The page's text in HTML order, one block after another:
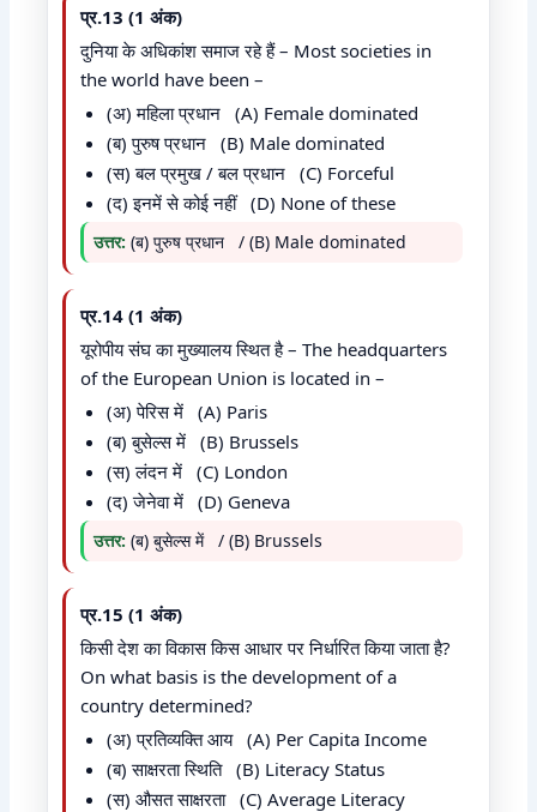
प्र.13 (1 अंक)
दुनिया के अधिकांश समाज रहे हैं – Most societies in
the world have been –
(अ) महिला प्रधान (A) Female dominated
(ब) पुरुष प्रधान (B) Male dominated
(स) बल प्रमुख / बल प्रधान (C) Forceful
(द) इनमें से कोई नहीं (D) None of these
उत्तर: (ब) पुरुष प्रधान / (B) Male dominated
प्र.14 (1 अंक)
यूरोपीय संघ का मुख्यालय स्थित है – The headquarters
of the European Union is located in –
(अ) पेरिस में (A) Paris
(ब) बुसेल्स में (B) Brussels
(स) लंदन में (C) London
(द) जेनेवा में (D) Geneva
उत्तर: (ब) बुसेल्स में / (B) Brussels
प्र.15 (1 अंक)
किसी देश का विकास किस आधार पर निर्धारित किया जाता है?
On what basis is the development of a
country determined?
(अ) प्रतिव्यक्ति आय (A) Per Capita Income
(ब) साक्षरता स्थिति (B) Literacy Status
(स) औसत साक्षरता (C) Average Literacy